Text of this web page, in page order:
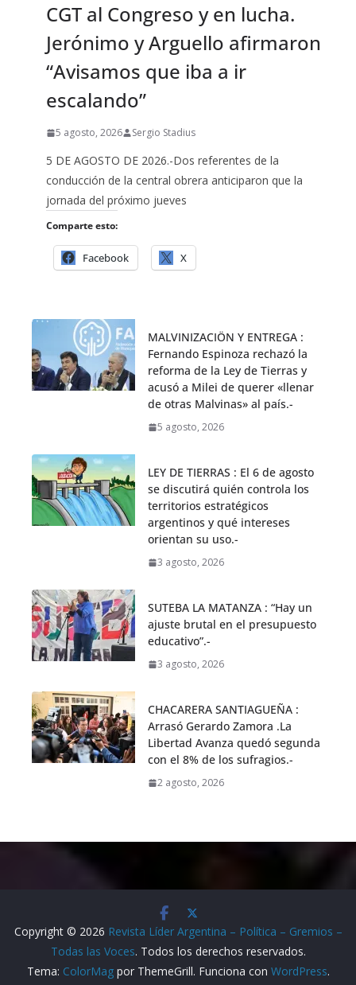
CGT al Congreso y en lucha.
Jerónimo y Arguello afirmaron
“Avisamos que iba a ir
escalando”
5 agosto, 2026 Sergio Stadius
5 DE AGOSTO DE 2026.-Dos referentes de la
conducción de la central obrera anticiparon que la
jornada del próximo jueves
Comparte esto:
Facebook X
MALVINIZACIÖN Y ENTREGA :
Fernando Espinoza rechazó la
reforma de la Ley de Tierras y
acusó a Milei de querer «llenar
de otras Malvinas» al país.-
5 agosto, 2026
LEY DE TIERRAS : El 6 de agosto
se discutirá quién controla los
territorios estratégicos
argentinos y qué intereses
orientan su uso.-
3 agosto, 2026
SUTEBA LA MATANZA : “Hay un
ajuste brutal en el presupuesto
educativo”.-
3 agosto, 2026
CHACARERA SANTIAGUEÑA :
Arrasó Gerardo Zamora .La
Libertad Avanza quedó segunda
con el 8% de los sufragios.-
2 agosto, 2026
Copyright © 2026 Revista Líder Argentina – Política – Gremios –
Todas las Voces. Todos los derechos reservados.
Tema: ColorMagpor ThemeGrill. Funciona con WordPress.